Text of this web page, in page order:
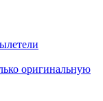
оригинальную